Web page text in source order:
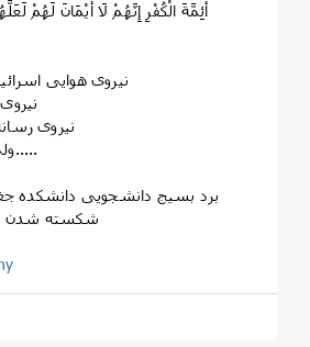
أَئِمَّةَ الْكُفْرِ إِنَّهُمْ لَا أَيْمَانَ لَهُمْ
نیروی هوایی اسرائیل ۱۰۰۰ نفر را
نیروی
نیروی
ولی آرمان ما ادامه دارد.....
شکسته شدن